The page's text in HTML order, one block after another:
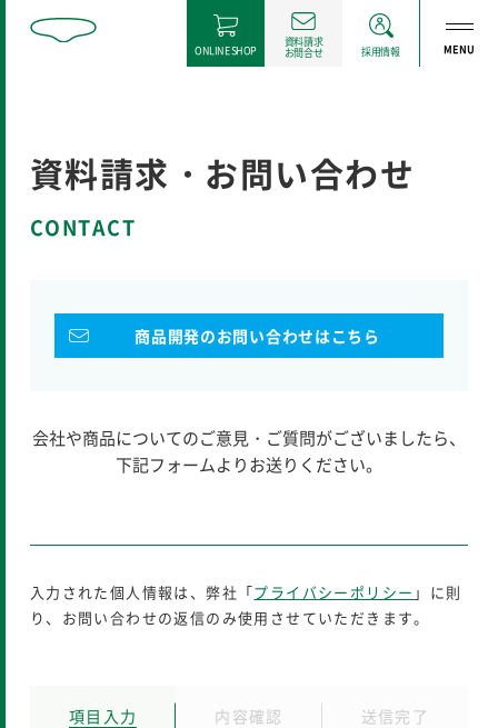
資料請求・お問い合わせ
CONTACT
商品開発のお問い合わせはこちら
会社や商品についてのご意見・ご質問がございましたら、
下記フォームよりお送りください。
入力された個人情報は、弊社「プライバシーポリシー 」に則
り、お問い合わせの返信のみ使用させていただきます。
項目入力 内容確認 送信完了
MENU
ONLINE SHOP
資料請求
お問合せ 採用情報